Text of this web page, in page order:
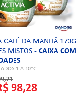
CAFÉ DA MANHÃ 170G
MISTOS - CAIXA COM
1 A 10ºC
98,28